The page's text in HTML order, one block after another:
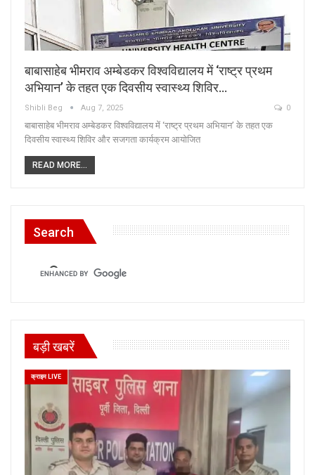
बाबासाहेब भीमराव अम्बेडकर विश्वविद्यालय में ‘राष्ट्र प्रथम
अभियान’ के तहत एक दिवसीय स्वास्थ्य शिविर…
Shibli Beg Aug 7, 2025 0
बाबासाहेब भीमराव अम्बेडकर विश्वविद्यालय में ‘राष्ट्र प्रथम अभियान’ के तहत एक
दिवसीय स्वास्थ्य शिविर और सजगता कार्यक्रम आयोजित
READ MORE...
Search
बड़ी खबरें
क्राइम LIVE